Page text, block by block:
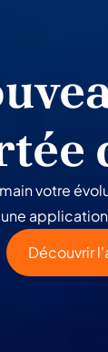
votre
Découvrir